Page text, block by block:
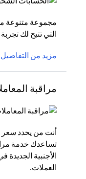
مجموعة متنوعة
التي تتيح لك
مزيد من
مراقبة
أنت من يحدد سعر
تساعدك خدمة
الأجنبية
العملات.